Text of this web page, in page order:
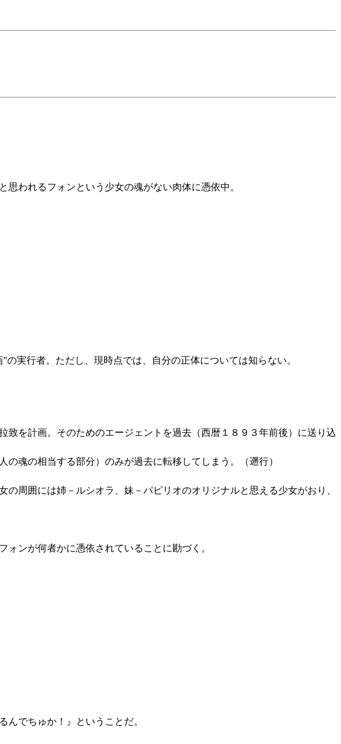
われるフォンという少女の魂がない肉体に憑依中。
実行者。ただし、現時点では、自分の正体については知らない。
を計画。そのためのエージェントを過去（西暦１８９３年前後）に送り込
魂の相当する部分）のみが過去に転移してしまう。（遡行）
周囲には姉－ルシオラ、妹－パピリオのオリジナルと思える少女がおり、
ンが何者かに憑依されていることに勘づく。
でちゅか！』ということだ。